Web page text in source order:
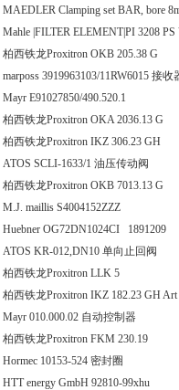
MAEDLER Clamping set BAR, bore
Mahle |FILTER ELEMENT|PI 3208
柏西铁龙Proxitron OKB
marposs 3919963103/11RW6015 接收
Mayr E91027850/490.520.1
柏西铁龙Proxitron OKA
柏西铁龙Proxitron IKZ
ATOS SCLI-1633/1 油压传动阀
柏西铁龙Proxitron OKB
M.J. maillis S4004152ZZZ
Huebner OG72DN1024CI 1891209
ATOS KR-012,DN10 单向止回阀
柏西铁龙Proxitron
柏西铁龙Proxitron IKZ 182.23 GH
Mayr 010.000.02 自动控制器
柏西铁龙Proxitron FKM
Hormec 10153-524 密封圈
HTT energy GmbH 92810-99xhu